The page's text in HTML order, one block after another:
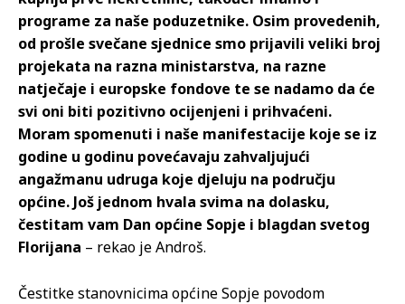
programe za naše poduzetnike. Osim provedenih,
od prošle svečane sjednice smo prijavili veliki broj
projekata na razna ministarstva, na razne
natječaje i europske fondove te se nadamo da će
svi oni biti pozitivno ocijenjeni i prihvaćeni.
Moram spomenuti i naše manifestacije koje se iz
godine u godinu povećavaju zahvaljujući
angažmanu udruga koje djeluju na području
općine. Još jednom hvala svima na dolasku,
čestitam vam Dan općine Sopje i blagdan svetog
Florijana – rekao je Androš.
Čestitke stanovnicima općine Sopje povodom